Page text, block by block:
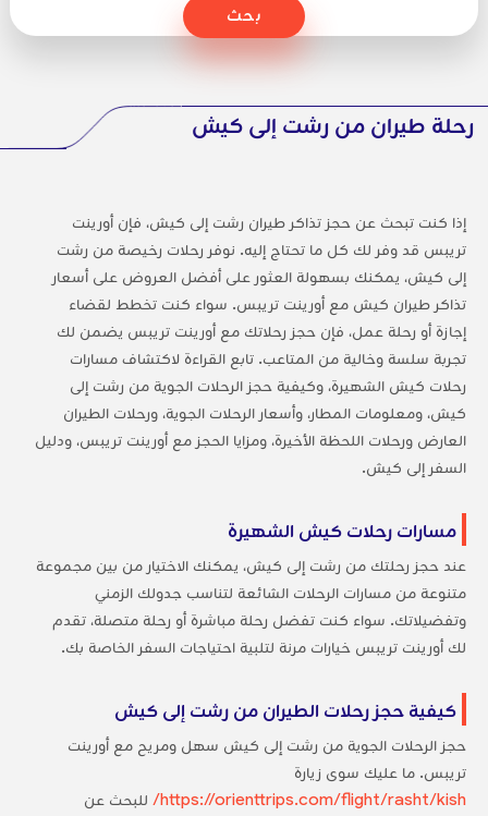
بحث
رحلة طيران من رشت إلى كيش
إذا كنت تبحث عن حجز تذاكر طيران رشت إلى كيش، فإن أورينت
تريبس قد وفر لك كل ما تحتاج إليه. نوفر رحلات رخيصة من رشت
إلى كيش، يمكنك بسهولة العثور على أفضل العروض على أسعار
تذاكر طيران كيش مع أورينت تريبس. سواء كنت تخطط لقضاء
إجازة أو رحلة عمل، فإن حجز رحلاتك مع أورينت تريبس يضمن لك
تجربة سلسة وخالية من المتاعب. تابع القراءة لاكتشاف مسارات
رحلات كيش الشهيرة، وكيفية حجز الرحلات الجوية من رشت إلى
كيش، ومعلومات المطار، وأسعار الرحلات الجوية، ورحلات الطيران
العارض ورحلات اللحظة الأخيرة، ومزايا الحجز مع أورينت تريبس، ودليل
السفر إلى كيش.
مسارات رحلات كيش الشهيرة
عند حجز رحلتك من رشت إلى كيش، يمكنك الاختيار من بين مجموعة
متنوعة من مسارات الرحلات الشائعة لتناسب جدولك الزمني
وتفضيلاتك. سواء كنت تفضل رحلة مباشرة أو رحلة متصلة، تقدم
لك أورينت تريبس خيارات مرنة لتلبية احتياجات السفر الخاصة بك.
كيفية حجز رحلات الطيران من رشت إلى كيش
حجز الرحلات الجوية من رشت إلى كيش سهل ومريح مع أورينت
تريبس. ما عليك سوى زيارة
https://orienttrips.com/flight/rasht/kish/ للبحث عن